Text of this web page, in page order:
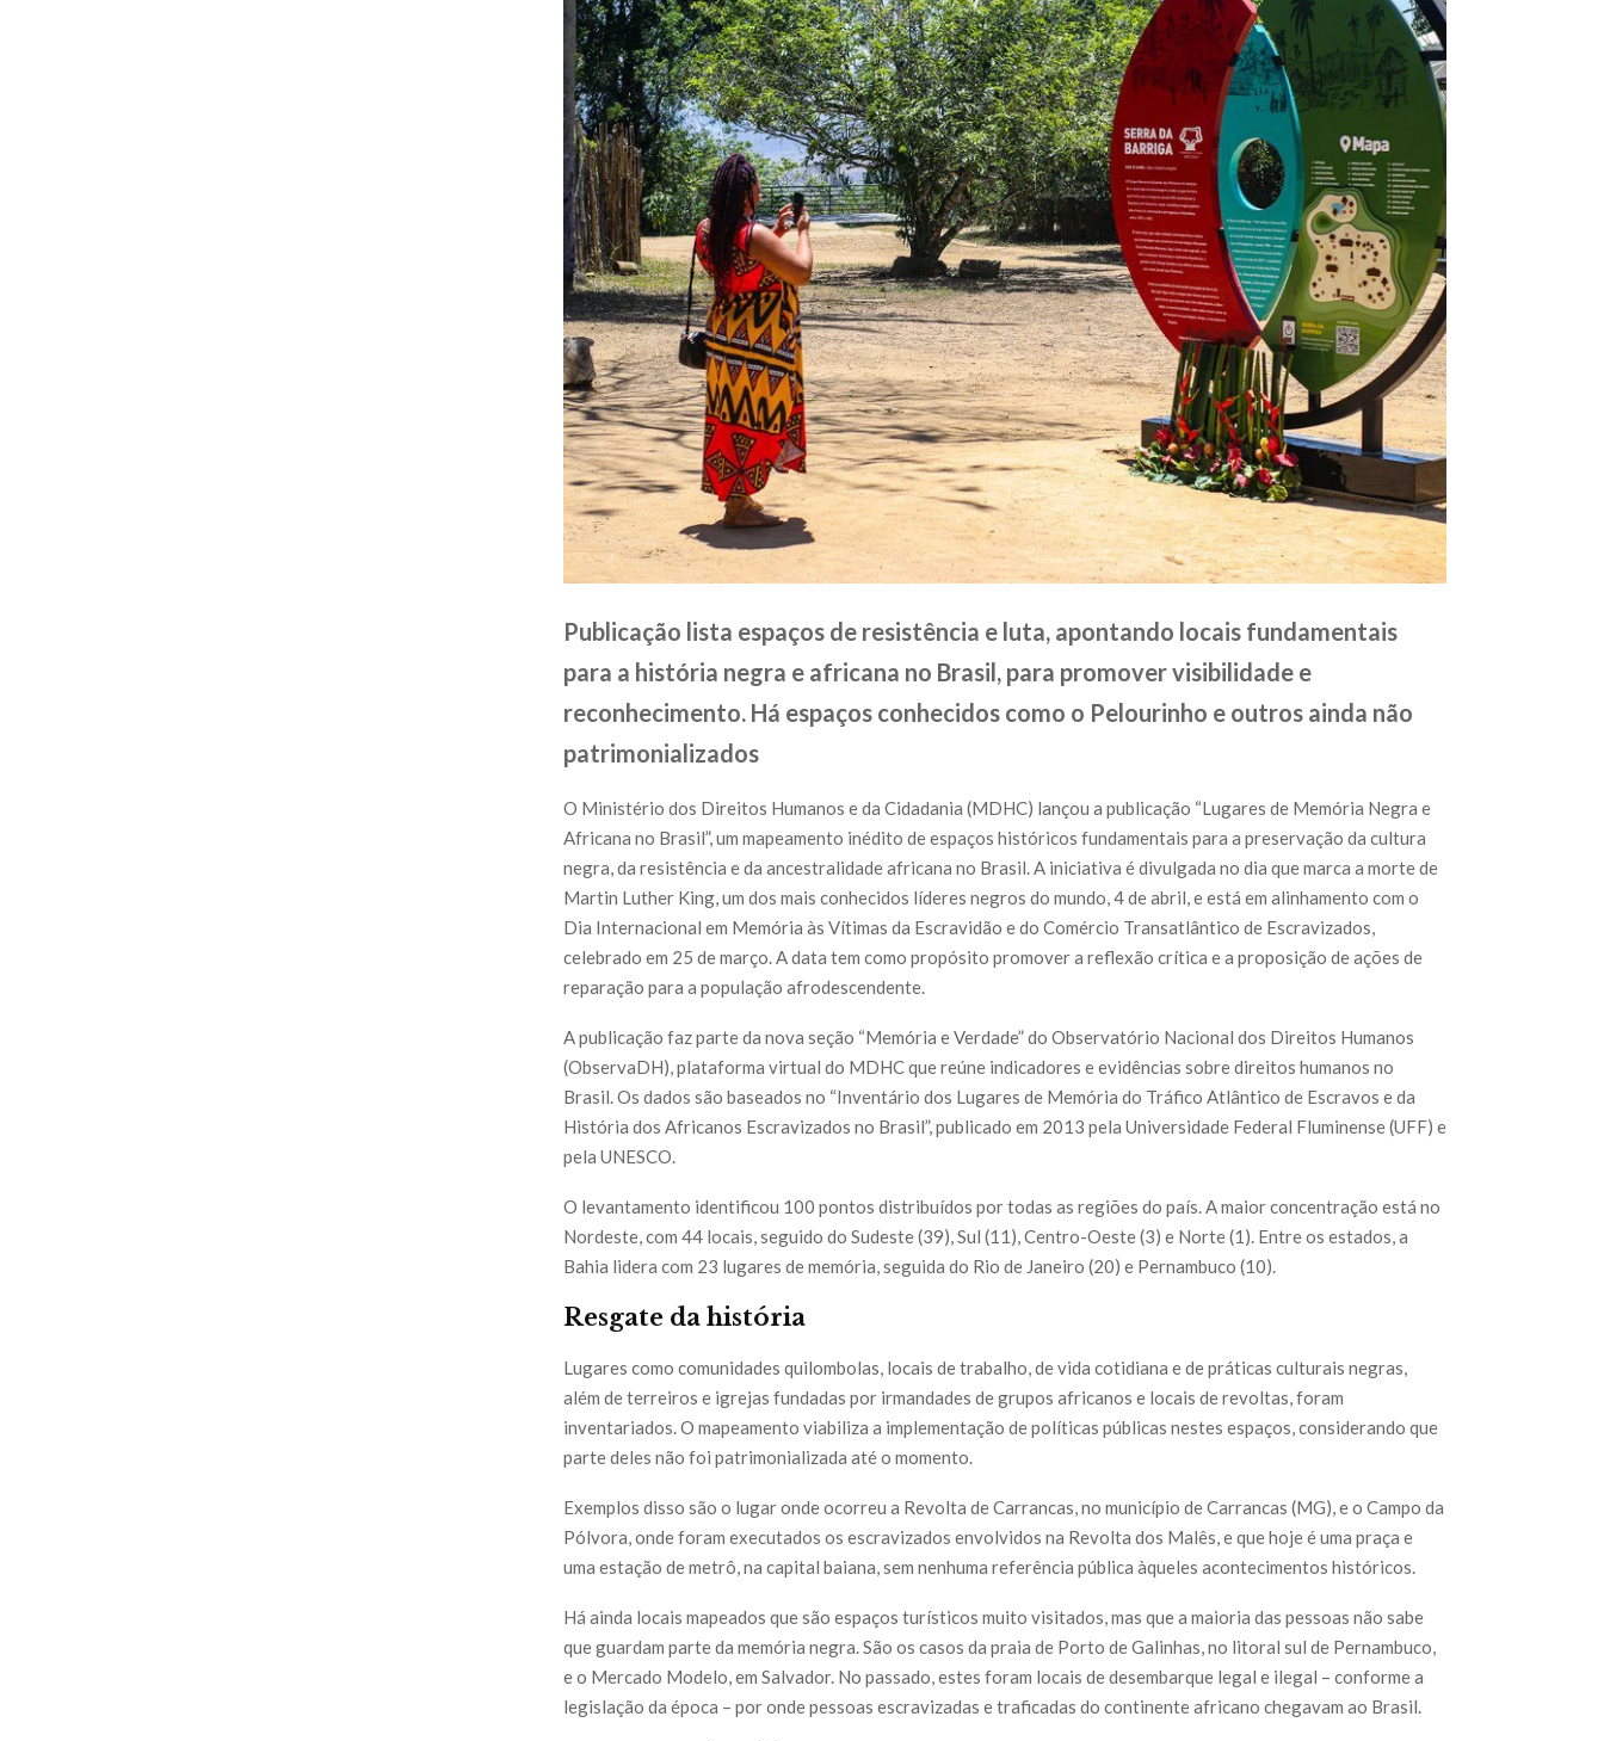
Publicação lista espaços de resistência e luta, apontando locais fundamentais
para a história negra e africana no Brasil, para promover visibilidade e
reconhecimento. Há espaços conhecidos como o Pelourinho e outros ainda não
patrimonializados
O Ministério dos Direitos Humanos e da Cidadania (MDHC) lançou a publicação “Lugares de Memória Negra e
Africana no Brasil”, um mapeamento inédito de espaços históricos fundamentais para a preservação da cultura
negra, da resistência e da ancestralidade africana no Brasil. A iniciativa é divulgada no dia que marca a morte de
Martin Luther King, um dos mais conhecidos líderes negros do mundo, 4 de abril, e está em alinhamento com o
Dia Internacional em Memória às Vítimas da Escravidão e do Comércio Transatlântico de Escravizados,
celebrado em 25 de março. A data tem como propósito promover a reflexão crítica e a proposição de ações de
reparação para a população afrodescendente.
A publicação faz parte da nova seção “Memória e Verdade” do Observatório Nacional dos Direitos Humanos
(ObservaDH), plataforma virtual do MDHC que reúne indicadores e evidências sobre direitos humanos no
Brasil. Os dados são baseados no “Inventário dos Lugares de Memória do Tráfico Atlântico de Escravos e da
História dos Africanos Escravizados no Brasil”, publicado em 2013 pela Universidade Federal Fluminense (UFF) e
pela UNESCO.
O levantamento identificou 100 pontos distribuídos por todas as regiões do país. A maior concentração está no
Nordeste, com 44 locais, seguido do Sudeste (39), Sul (11), Centro-Oeste (3) e Norte (1). Entre os estados, a
Bahia lidera com 23 lugares de memória, seguida do Rio de Janeiro (20) e Pernambuco (10).
Resgate da história
Lugares como comunidades quilombolas, locais de trabalho, de vida cotidiana e de práticas culturais negras,
além de terreiros e igrejas fundadas por irmandades de grupos africanos e locais de revoltas, foram
inventariados. O mapeamento viabiliza a implementação de políticas públicas nestes espaços, considerando que
parte deles não foi patrimonializada até o momento.
Exemplos disso são o lugar onde ocorreu a Revolta de Carrancas, no município de Carrancas (MG), e o Campo da
Pólvora, onde foram executados os escravizados envolvidos na Revolta dos Malês, e que hoje é uma praça e
uma estação de metrô, na capital baiana, sem nenhuma referência pública àqueles acontecimentos históricos.
Há ainda locais mapeados que são espaços turísticos muito visitados, mas que a maioria das pessoas não sabe
que guardam parte da memória negra. São os casos da praia de Porto de Galinhas, no litoral sul de Pernambuco,
e o Mercado Modelo, em Salvador. No passado, estes foram locais de desembarque legal e ilegal – conforme a
legislação da época – por onde pessoas escravizadas e traficadas do continente africano chegavam ao Brasil.